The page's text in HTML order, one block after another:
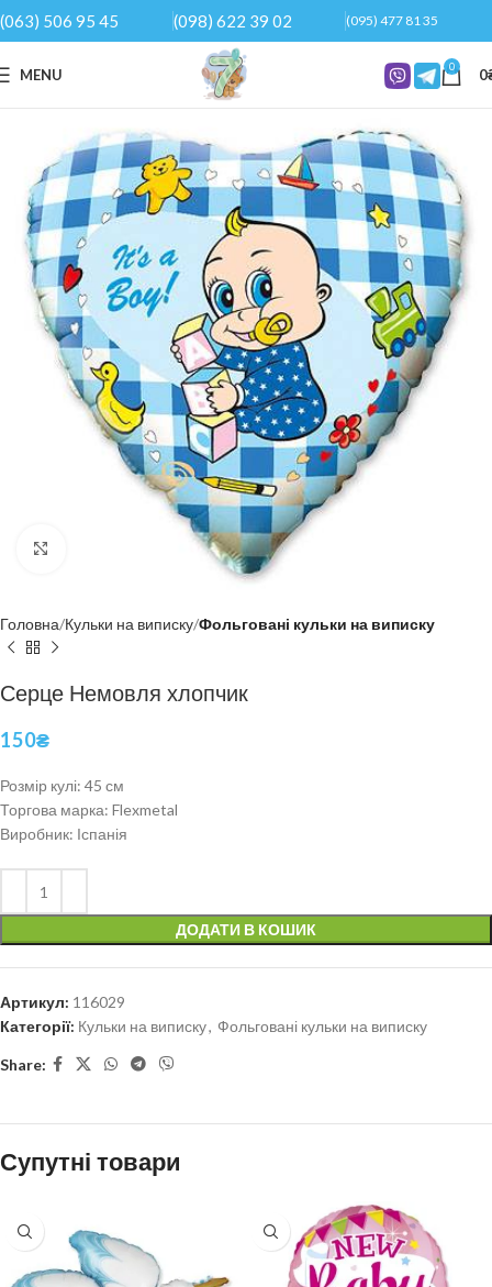
(063) 506 95 45 (098) 622 39 02 (095) 477 81 35
MENU 0 0
Головна Кульки на виписку Фольговані кульки на виписку
Серце Немовля хлопчик
150₴
Розмір кулі: 45 см
Торгова марка: Flexmetal
Виробник: Іспанія
ДОДАТИ В КОШИК
Артикул: 116029
Категорії: Кульки на виписку, Фольговані кульки на виписку
Share:
Супутні товари